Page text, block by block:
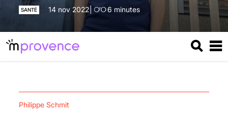
SANTÉ 14 nov 2022 6 minutes
Philippe Schmit